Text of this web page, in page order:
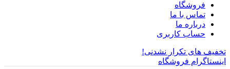
فروشگاه
تماس با ما
درباره ما
حساب کاربری
تخفیف های تکرار نشدنی!
اینستاگرام فروشگاه